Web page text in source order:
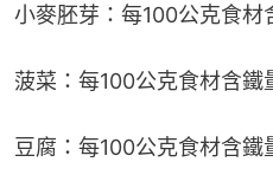
小麥胚芽：每100公克食材
菠菜：每100公克食材含鐵
豆腐：每100公克食材含